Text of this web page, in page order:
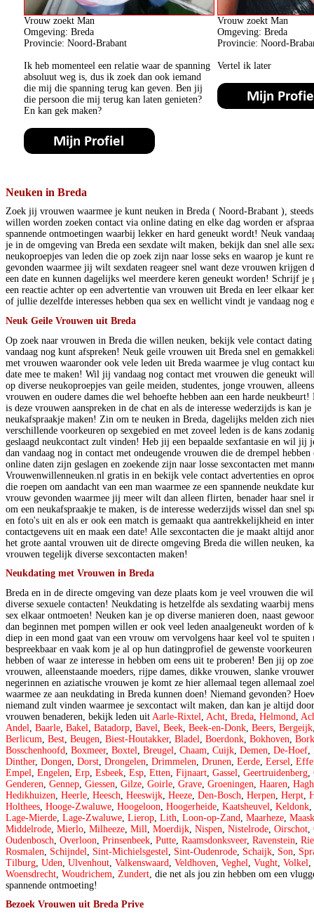
Vrouw zoekt Man
Omgeving: Breda
Provincie: Noord-Brabant
Ik heb momenteel een relatie waar de spanning
absoluut weg is, dus ik zoek dan ook iemand
die mij die spanning terug kan geven. Ben jij
die persoon die mij terug kan laten genieten?
En kan gek maken?
Vrouw zoekt Man
Omgeving: Breda
Provincie: Noord-
Vertel ik later
Neuken in Breda
Zoek jij vrouwen waarmee je kunt neuken in Breda ( Noord-Brabant ),
willen worden zoeken contact via online dating en elke dag worden er
spannende ontmoetingen waarbij lekker en hard geneukt wordt! Neuk
je in de omgeving van Breda een sexdate wilt maken, bekijk dan snel alle
neukoproepjes van leden die op zoek zijn naar losse seks en waarop je kunt
gevonden waarmee jij wilt sexdaten reageer snel want deze vrouwen krijgen
een date en kunnen dagelijks wel meerdere keren geneukt worden! Schrijf
een reactie achter op een advertentie van vrouwen uit Breda en leer elkaar
of jullie dezelfde interesses hebben qua sex en wellicht vindt je vandaag nog
Neuk Geile Vrouwen uit Breda
Op zoek naar vrouwen in Breda die willen neuken, bekijk vele contact dating
vandaag nog kunt afspreken! Neuk geile vrouwen uit Breda snel en
met vrouwen waaronder ook vele leden uit Breda waarmee je vlug contact
date mee te maken! Wil jij vandaag nog contact met vrouwen die geneukt
op diverse neukoproepjes van geile meiden, studentes, jonge vrouwen,
vrouwen en oudere dames die wel behoefte hebben aan een harde
is deze vrouwen aanspreken in de chat en als de interesse wederzijds is kan
neukafspraakje maken! Zin om te neuken in Breda, dagelijks melden zich
verschillende voorkeuren op sexgebied en met zoveel leden is de kans
geslaagd neukcontact zult vinden! Heb jij een bepaalde sexfantasie en wil jij
dan vandaag nog in contact met ondeugende vrouwen die de drempel hebben
online daten zijn geslagen en zoekende zijn naar losse sexcontacten met
Vrouwenwillenneuken.nl gratis in en bekijk vele contact advertenties en
die roepen om aandacht van een man waarmee ze een spannende neukdate
vrouw gevonden waarmee jij meer wilt dan alleen flirten, benader haar snel
om een neukafspraakje te maken, is de interesse wederzijds wissel dan snel
en foto's uit en als er ook een match is gemaakt qua aantrekkelijkheid en
contactgevens uit en maak een date! Alle sexcontacten die je maakt altijd
het grote aantal vrouwen uit de directe omgeving Breda die willen neuken,
vrouwen tegelijk diverse sexcontacten maken!
Neukdating met Vrouwen in Breda
Breda en in de directe omgeving van deze plaats kom je veel vrouwen die
diverse sexuele contacten! Neukdating is hetzelfde als sexdating waarbij
sex elkaar ontmoeten! Neuken kan je op diverse manieren doen, naast
dan beginnen met pompen willen er ook veel leden anaalgeneukt worden of
diep in een mond gaat van een vrouw om vervolgens haar keel vol te spuiten
bespreekbaar en vaak kom je al op hun datingprofiel de gewenste
hebben of waar ze interesse in hebben om eens uit te proberen! Ben jij op
vrouwen, alleenstaande moeders, rijpe dames, dikke vrouwen, slanke
negerinnen en aziatische vrouwen je komt ze hier allemaal tegen allemaal
waarmee ze aan neukdating in Breda kunnen doen! Niemand gevonden?
niemand zult vinden waarmee je sexcontact wilt maken, dan kan je altijd
vrouwen benaderen, bekijk leden uit Aarle-Rixtel Acht Breda Helmond
Andel
Baarle Bakel Batadorp Bavel Beek Beek-en-Donk Beers Bergeijk
Berlicum Best Beugen Biest-Houtakker, Bladel Boerdonk Bokhoven
Bosschenhoofd
Boxmeer, Boxtel Breugel Chaam Cuijk Demen De-Hoef
Dinther, Dongen Dorst Drongelen Drimmelen Drunen Eerde Eersel
Empel
Engelen Erp Esbeek Esp Etten Fijnaart Gassel Geertruidenberg
Genderen Gennep Giessen Gilze Goirle Grave Groeningen Haaren
Hedikhuizen Heerle Heesch Heeswijk Heeze Den-Bosch Herpen Herpt
Holthees Hooge-Zwaluwe Hoogeloon Hoogerheide Kaatsheuvel Keldonk
Lage-Mierde Lage-Zwaluwe Lierop Lith Loon-op-Zand Maarheze
Middelrode Mierlo Milheeze Mill Moerdijk Nispen Nistelrode Oirschot
Oudenbosch Overloon Prinsenbeek Putte Raamsdonksveer, Ravenstein
Rosmalen
Schijndel Sint-Michielsgestel Sint-Oudenrode Schaijk Son
Tilburg Uden Ulvenhout Valkenswaard Veldhoven Veghel Vught Volkel
Woensdrecht Woudrichem Zundert , die net als jou zin hebben om een
spannende ontmoeting!
Bezoek Vrouwen uit Breda Prive